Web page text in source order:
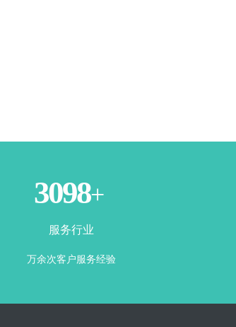
3500+
服务行业
万余次客户服务经验